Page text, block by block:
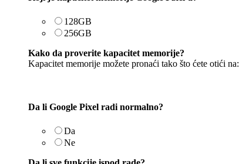
128GB
256GB
Kako da proverite kapacitet memorije?
Kapacitet memorije možete pronaći tako što ćete otići na:
Da li Google Pixel radi normalno?
Da
Ne